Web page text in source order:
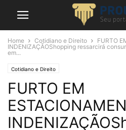
Home Cotidiano e Direito
FURTO
INDENIZAÇÃOShopping ressarcirá
em...
Cotidiano e Direito
FURTO EM